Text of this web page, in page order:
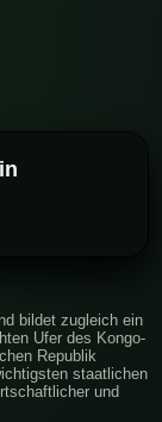
bildet zugleich ein
Ufer des Kongo-
Republik
staatlichen
und